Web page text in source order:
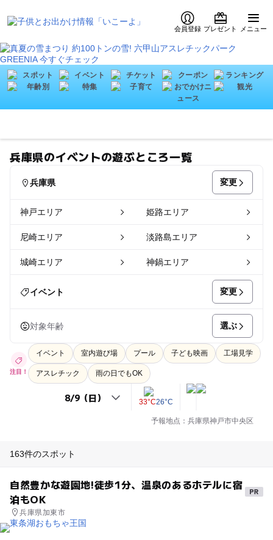
会員登録 プレゼント メニュー
兵庫県のイベントの遊ぶところ一覧
兵庫県 変更
神戸エリア 姫路エリア
尼崎エリア 淡路島エリア
城崎エリア 神鍋エリア
イベント 変更
対象年齢 選ぶ
注目！
イベント 室内遊び場 プール 子ども映画 工場見学
アスレチック 雨の日でもOK
33°C26°C
予報地点：兵庫県神戸市中央区
163件のスポット
自然豊かな遊園地!徒歩1分、温泉のあるホテルに宿
泊もOK
兵庫県加東市